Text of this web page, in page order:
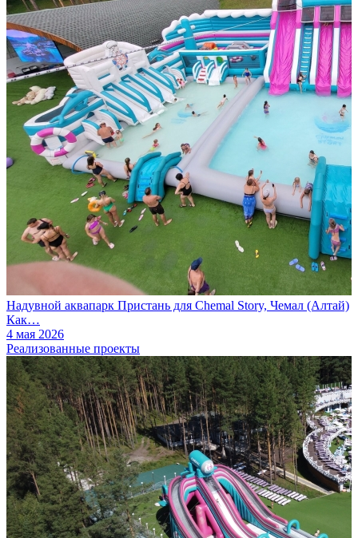
Надувной аквапарк Пристань для Chemal Story, Чемал (Алтай)
Как…
4 мая 2026
Реализованные проекты